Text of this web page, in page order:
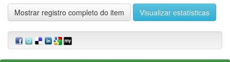
Mostrar registro completo do item Visualizar estatísticas